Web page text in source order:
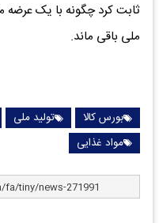
ثابت کرد چگونه با یک عرضه
ملی باقی ماند.
بورس کالا تولید ملی
مواد غذایی